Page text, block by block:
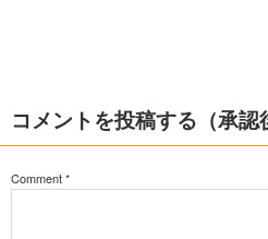
コメントを投稿する（承認
Comment*